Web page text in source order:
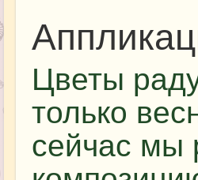
Цветы
только
сейчас мы